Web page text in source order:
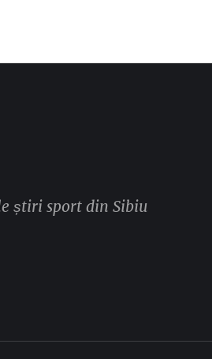
știri sport din Sibiu